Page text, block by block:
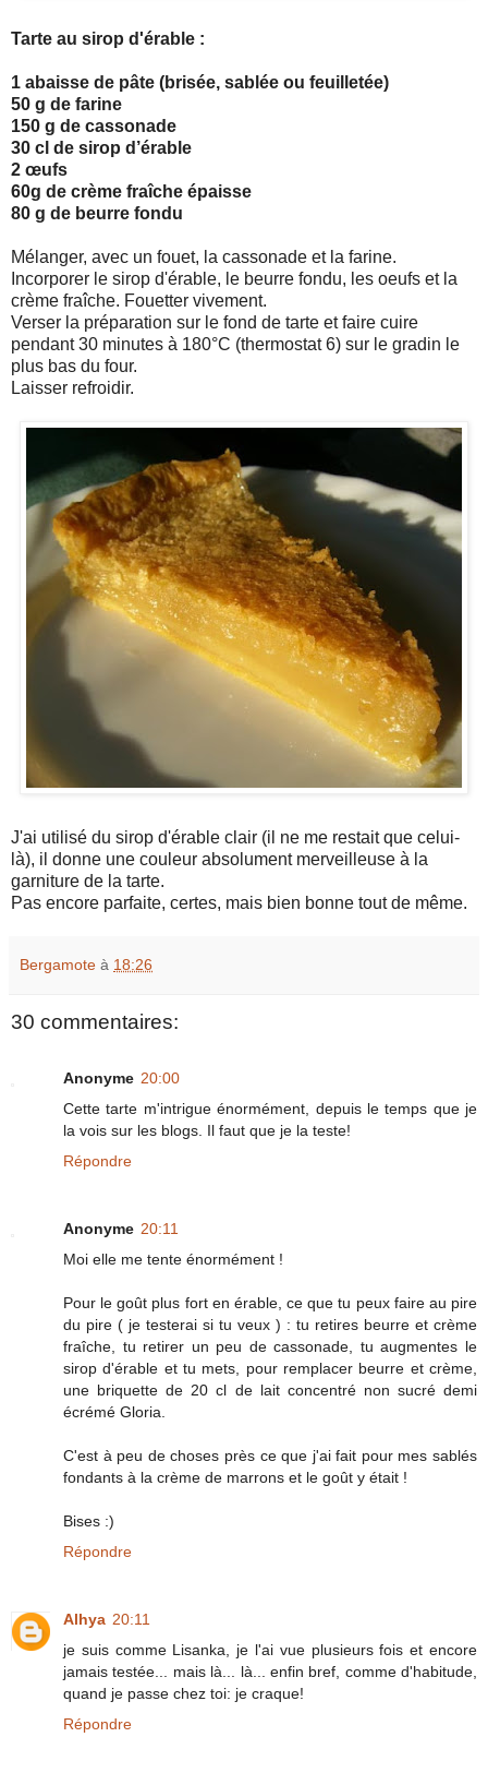
Tarte au sirop d'érable :
1 abaisse de pâte (brisée, sablée ou feuilletée)
50 g de farine
150 g de cassonade
30 cl de sirop d’érable
2 œufs
60g de crème fraîche épaisse
80 g de beurre fondu
Mélanger, avec un fouet, la cassonade et la farine.
Incorporer le sirop d'érable, le beurre fondu, les oeufs et la
crème fraîche. Fouetter vivement.
Verser la préparation sur le fond de tarte et faire cuire
pendant 30 minutes à 180°C (thermostat 6) sur le gradin le
plus bas du four.
Laisser refroidir.
J'ai utilisé du sirop d'érable clair (il ne me restait que celui-
là), il donne une couleur absolument merveilleuse à la
garniture de la tarte.
Pas encore parfaite, certes, mais bien bonne tout de même.
Bergamote à 18:26
30 commentaires:
Anonyme 20:00
Cette tarte m'intrigue énormément, depuis le temps que je
la vois sur les blogs. Il faut que je la teste!
Répondre
Anonyme 20:11
Moi elle me tente énormément !
Pour le goût plus fort en érable, ce que tu peux faire au pire
du pire ( je testerai si tu veux ) : tu retires beurre et crème
fraîche, tu retirer un peu de cassonade, tu augmentes le
sirop d'érable et tu mets, pour remplacer beurre et crème,
une briquette de 20 cl de lait concentré non sucré demi
écrémé Gloria.
C'est à peu de choses près ce que j'ai fait pour mes sablés
fondants à la crème de marrons et le goût y était !
Bises :)
Répondre
Alhya 20:11
je suis comme Lisanka, je l'ai vue plusieurs fois et encore
jamais testée... mais là... là... enfin bref, comme d'habitude,
quand je passe chez toi: je craque!
Répondre